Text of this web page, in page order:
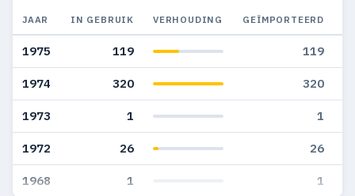
JAAR IN GEBRUIK VERHOUDING GEÏMPORTEERD
1975 119 119
1974 320 320
1973 1 1
1972 26 26
1968 1 1